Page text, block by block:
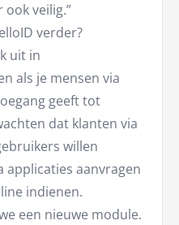
veilig.”
verder?
uit in
als je mensen via
geeft tot
dat klanten via
willen
applicaties aanvragen
indienen.
een nieuwe module.